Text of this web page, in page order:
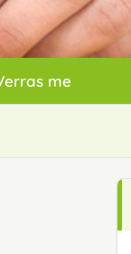
me